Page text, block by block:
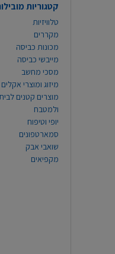
קטגוריות
טלוויזיות
מקררים
מכונות כביסה
מייבשי כביסה
מסכי מחשב
מיזוג ומוצרי אקלים
מוצרים קטנים
ולמטבח
יופי וטיפוח
סמארטפונים
שואבי אבק
מקפיאים